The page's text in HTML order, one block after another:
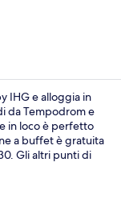
IHG e alloggia in
da Tempodrom e
in loco è perfetto
a buffet è gratuita
Gli altri punti di
Anhalter S-
7 min.